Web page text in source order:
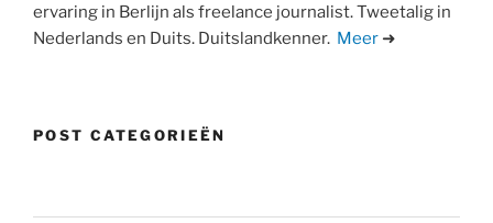
ervaring in Berlijn als freelance journalist. Tweetalig in
Nederlands en Duits. Duitslandkenner. Meer ➜
POST CATEGORIEËN